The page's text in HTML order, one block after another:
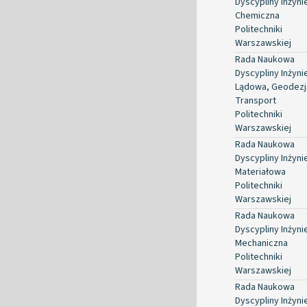
Chemiczna
Politechniki
Warszawskiej
Rada Naukowa
Dyscypliny
Lądowa,
Transport
Politechniki
Warszawskiej
Rada Naukowa
Dyscypliny
Materiałowa
Politechniki
Warszawskiej
Rada Naukowa
Dyscypliny
Mechaniczna
Politechniki
Warszawskiej
Rada Naukowa
Dyscypliny